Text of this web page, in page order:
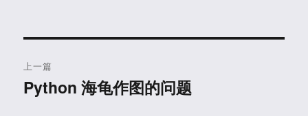
章
上一篇
上
Python 海龟作图的问题